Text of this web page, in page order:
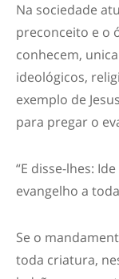
Na sociedade
preconceito e o
conhecem,
ideológicos,
exemplo de
para pregar o
“E disse-lhes:
evangelho a
Se o
toda criatura,